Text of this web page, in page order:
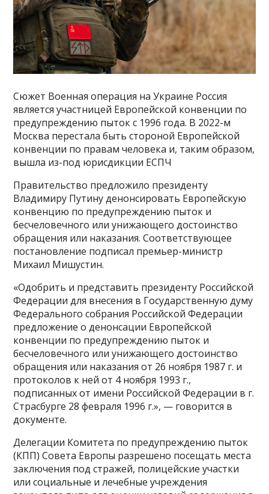
Сюжет Военная операция на Украине Россия
является участницей Европейской конвенции по
предупреждению пыток с 1996 года. В 2022-м
Москва перестала быть стороной Европейской
конвенции по правам человека и, таким образом,
вышла из-под юрисдикции ЕСПЧ
Правительство предложило президенту
Владимиру Путину денонсировать Европейскую
конвенцию по предупреждению пыток и
бесчеловечного или унижающего достоинство
обращения или наказания. Соответствующее
постановление подписал премьер-министр
Михаил Мишустин.
«Одобрить и представить президенту Российской
Федерации для внесения в Государственную думу
Федерального собрания Российской Федерации
предложение о денонсации Европейской
конвенции по предупреждению пыток и
бесчеловечного или унижающего достоинство
обращения или наказания от 26 ноября 1987 г. и
протоколов к ней от 4 ноября 1993 г.,
подписанных от имени Российской Федерации в г.
Страсбурге 28 февраля 1996 г.», — говорится в
документе.
Делегации Комитета по предупреждению пыток
(КПП) Совета Европы разрешено посещать места
заключения под стражей, полицейские участки
или социальные и лечебные учреждения